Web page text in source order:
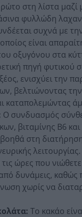
στη λίστα μαζί
φυλλώδη
συχνά με
είναι
οξυγόνου στα
πηγή φυτικού
ενισχύει την
βελτιώνοντας
καταπολεμώντας
Ο συνδυασμός
βιταμίνης Β6
στη
τις ώρες που
από δυνάμεις, καθώς
χωρίς να
Το κακάο